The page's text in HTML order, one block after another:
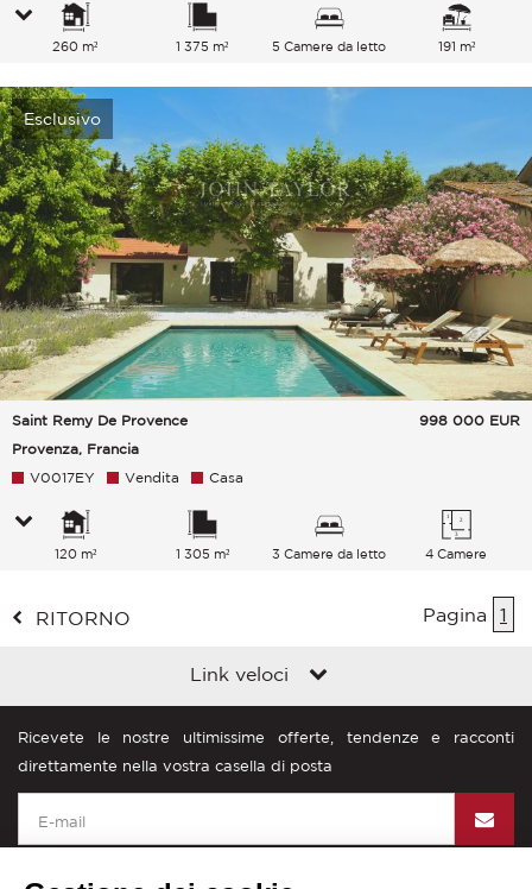
260 m² 1 375 m² 5 Camere da letto 191 m²
Esclusivo
Saint Remy De Provence
Provenza, Francia
998 000 EUR
V0017EY Vendita Casa
120 m² 1 305 m² 3 Camere da letto 4 Camere
RITORNO Pagina 1
Link veloci
Ricevete le nostre ultimissime offerte, tendenze e racconti
direttamente nella vostra casella di posta